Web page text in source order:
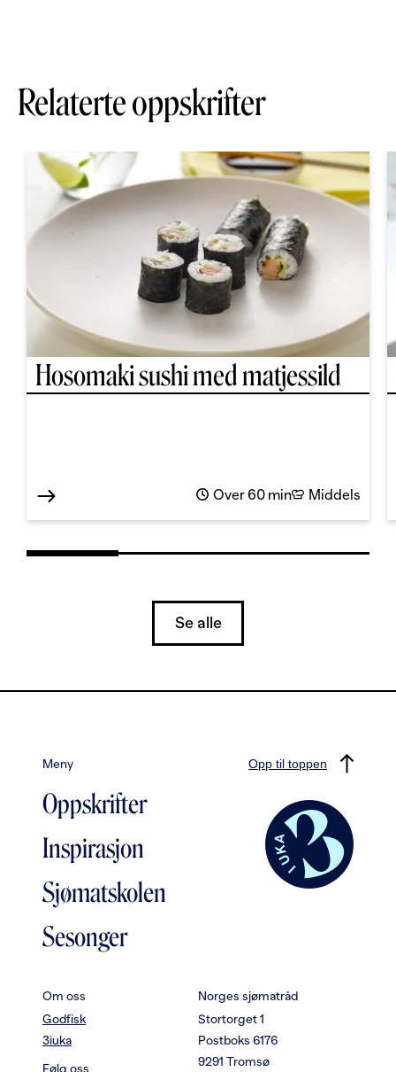
Relaterte oppskrifter
Hosomaki sushi med matjessild
Over 60 min Middels
Se alle
Meny
Oppskrifter
Inspirasjon
Sjømatskolen
Sesonger
Om oss
Godfisk
3iuka
Følg oss
Norges sjømatråd
Stortorget 1
Postboks 6176
9291 Tromsø
Opp til toppen